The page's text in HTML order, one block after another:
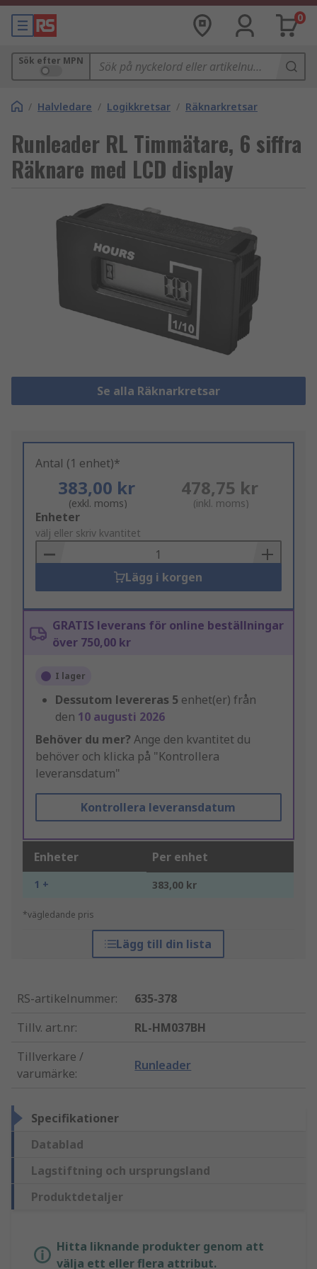
0
Sök efter MPN
/ Halvledare / Logikkretsar / Räknarkretsar
Runleader RL Timmätare, 6 siffra
Räknare med LCD display
Se alla Räknarkretsar
Antal (1 enhet)*
383,00 kr
(exkl. moms)
478,75 kr
(inkl. moms)
Add
to
Basket
Enheter
välj eller skriv kvantitet
Lägg i korgen
GRATIS leverans för online beställningar
över 750,00 kr
I lager
Dessutom levereras 5 enhet(er) från
den 10 augusti 2026
Behöver du mer? Ange den kvantitet du
behöver och klicka på "Kontrollera
leveransdatum"
Kontrollera leveransdatum
Enheter Per enhet
1 + 383,00 kr
*vägledande pris
Lägg till din lista
RS-artikelnummer:
635-378
Tillv. art.nr:
RL-HM037BH
Tillverkare /
varumärke:
Runleader
Specifikationer
Datablad
Lagstiftning och ursprungsland
Produktdetaljer
Hitta liknande produkter genom att
välja ett eller flera attribut.